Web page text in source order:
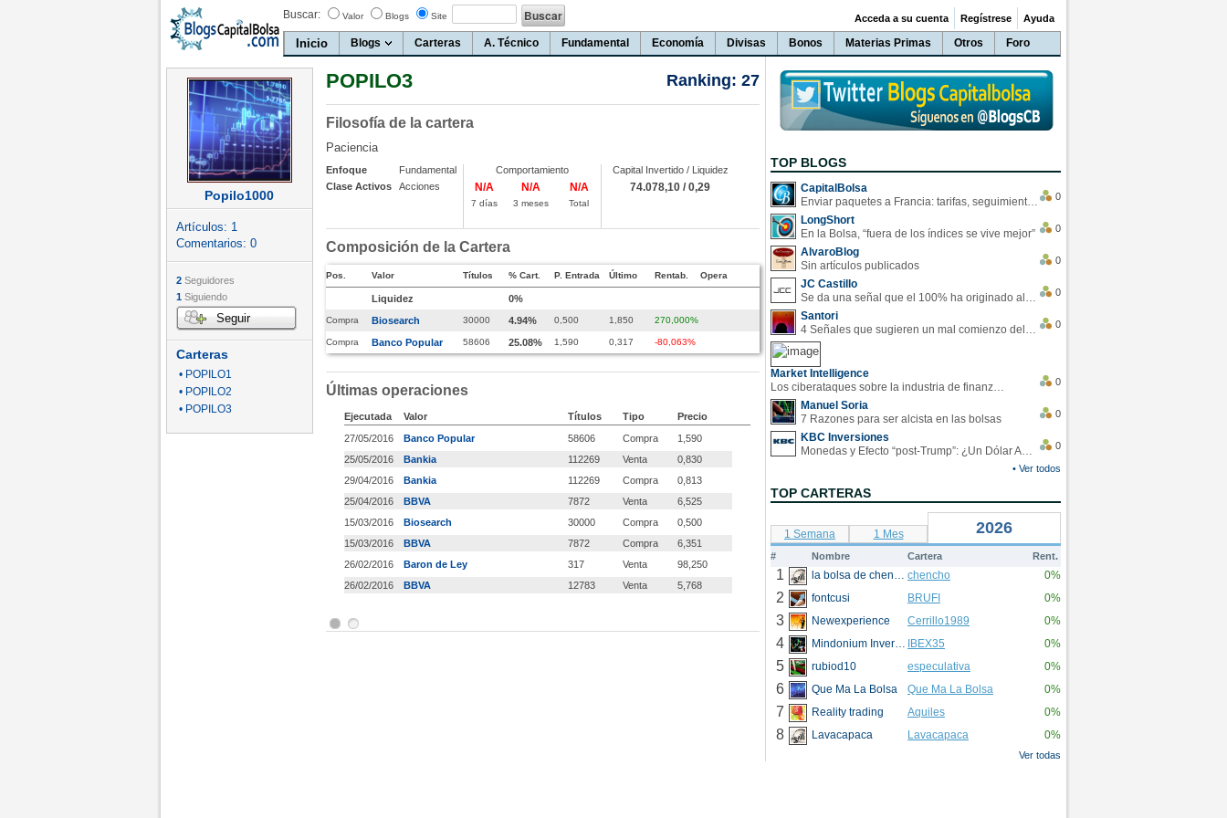
Buscar: Valor Blogs Site
Inicio Blogs Carteras A. Técnico Fundamental Economía Divisas Bonos Materias Primas Otros Foro
Acceda a su cuenta Regístrese Ayuda
Popilo1000
Artículos: 1
Comentarios: 0
2 Seguidores
1 Siguiendo
Seguir
Carteras
• POPILO1
• POPILO2
• POPILO3
POPILO3 Ranking: 27
Filosofía de la cartera
Paciencia
Enfoque
Fundamental
Clase Activos
Acciones
Comportamiento
N/A
7 días
N/A
3 meses
N/A
Total
Capital Invertido / Liquidez
74.078,10 / 0,29
Composición de la Cartera
Pos. Valor Títulos % Cart. P. Entrada Último Rentab. Opera
Liquidez 0%
Compra Biosearch 30000 4.94% 0,500 1,850 270,000%
Compra Banco Popular 58606 25.08% 1,590 0,317 -80,063%
Últimas operaciones
Ejecutada Valor Títulos Tipo
Precio
27/05/2016
Banco Popular 58606 Compra
1,590
25/05/2016
Bankia 112269 Venta
0,830
29/04/2016
Bankia 112269 Compra
0,813
25/04/2016
BBVA 7872 Venta
6,525
15/03/2016
Biosearch 30000 Compra
0,500
15/03/2016
BBVA 7872 Compra
6,351
26/02/2016
Baron de Ley 317 Venta
98,250
26/02/2016
BBVA 12783 Venta 5,768
TOP BLOGS
CapitalBolsa
Enviar paquetes a Francia: tarifas, seguimiento y ventajas destacadas
0
LongShort
En la Bolsa, “fuera de los índices se vive mejor”
0
AlvaroBlog
Sin artículos publicados
0
JC Castillo
Se da una señal que el 100% ha originado alzas en las bolsas
0
Santori
4 Señales que sugieren un mal comienzo del 3T de la economía EEUU
0
Market Intelligence
Los ciberataques sobre la industria de finanzas se han duplicado este año
0
Manuel Soria
7 Razones para ser alcista en las bolsas
0
KBC Inversiones
Monedas y Efecto “post-Trump”: ¿Un Dólar Americano operando en rangos?
0
• Ver todos
TOP CARTERAS
1 Semana 1 Mes 2026
# Nombre Cartera Rent.
1 la bolsa de chencho chencho 0%
2 fontcusi BRUFI 0%
3 Newexperience Cerrillo1989 0%
4 Mindonium Inversions IBEX35 0%
5 rubiod10 especulativa 0%
6 Que Ma La Bolsa Que Ma La Bolsa 0%
7 Reality trading Aquiles 0%
8 Lavacapaca Lavacapaca 0%
Ver todas